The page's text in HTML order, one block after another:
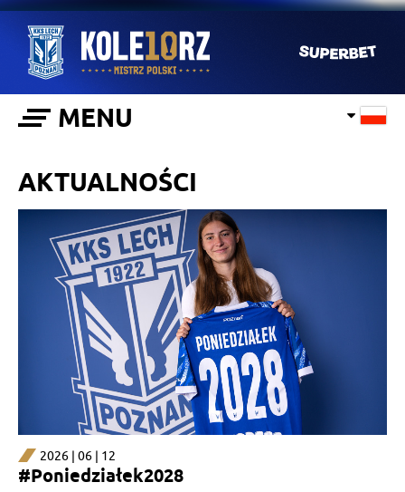
MENU
AKTUALNOŚCI
2026 | 06 | 12
#Poniedziałek2028